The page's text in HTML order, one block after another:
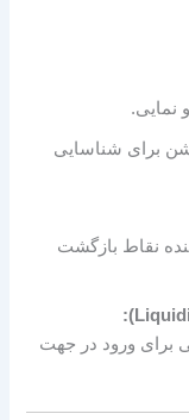
نمایی.
برای شناسایی
نقاط بازگشت
برای ورود در جهت